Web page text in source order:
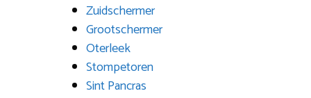
Zuidschermer
Grootschermer
Oterleek
Stompetoren
Sint Pancras